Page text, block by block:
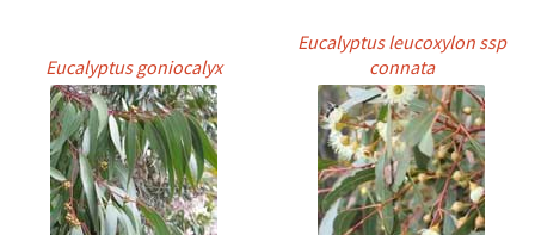
Eucalyptus goniocalyx
Eucalyptus leucoxylon ssp
connata